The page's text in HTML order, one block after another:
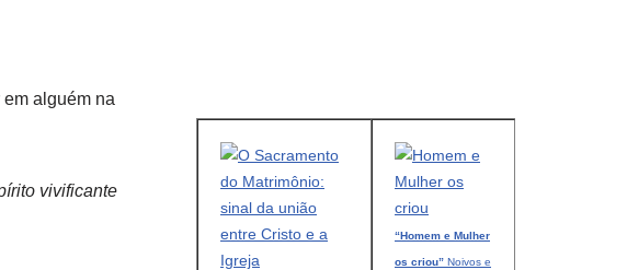
alguém na
vivificante
“Homem e Mulher
os criou” Noivos e